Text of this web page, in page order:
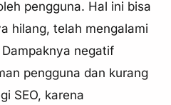
pengguna. Hal ini bisa
hilang, telah mengalami
negatif
pengguna dan kurang
SEO, karena